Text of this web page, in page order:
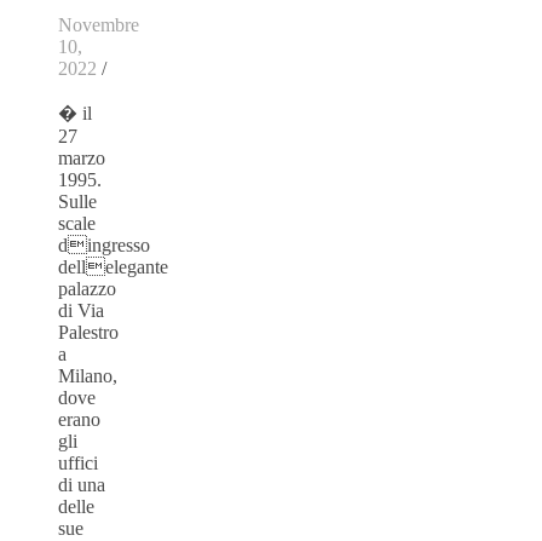
Novembre
10,
2022 /
� il
27
marzo
1995.
Sulle
scale
dingresso
dellelegante
palazzo
di Via
Palestro
a
Milano,
dove
erano
gli
uffici
di una
delle
sue